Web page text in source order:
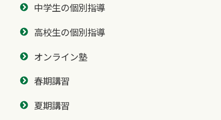
中学生の個別指導
高校生の個別指導
オンライン塾
春期講習
夏期講習